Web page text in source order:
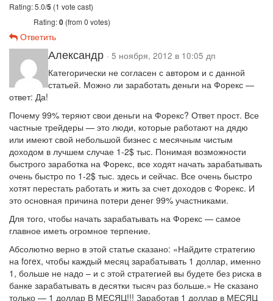
Rating: 5.0/5 (1 vote cast)
Rating:0 (from 0 votes)
Ответить
Александр · 5 ноября, 2012 в 10:05 дп
Категорически не согласен с автором и с данной
статьей. Можно ли заработать деньги на Форекс —
ответ: Да!
Почему 99% теряют свои деньги на Форекс? Ответ прост. Все
частные трейдеры — это люди, которые работают на дядю
или имеют свой небольшой бизнес с месячным чистым
доходом в лучшем случае 1-2$ тыс. Понимая возможности
быстрого заработка на Форекс, все ходят начать зарабатывать
очень быстро по 1-2$ тыс. здесь и сейчас. Все очень быстро
хотят перестать работать и жить за счет доходов с Форекс. И
это основная причина потери денег 99% участниками.
Для того, чтобы начать зарабатывать на Форекс — самое
главное иметь огромное терпение.
Абсолютно верно в этой статье сказано: «Найдите стратегию
на forex, чтобы каждый месяц зарабатывать 1 доллар, именно
1, больше не надо – и с этой стратегией вы будете без риска в
банке зарабатывать в десятки тысяч раз больше.» Не сказано
только — 1 доллар В МЕСЯЦ!!! Заработав 1 доллар в МЕСЯЦ